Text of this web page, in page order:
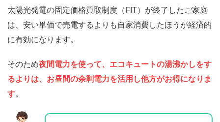
太陽光発電の固定価格買取制度（FIT）が終了したご家庭
は、安い単価で売電するよりも自家消費したほうが経済的
に有効になります。
そのため夜間電力を使って、エコキュートの湯沸かしをす
るよりは、お昼間の余剰電力を活用し他方がお得になりま
す。